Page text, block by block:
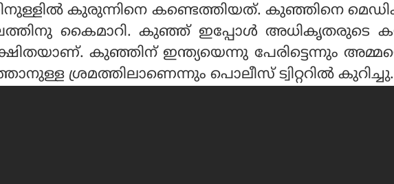
കുരുന്നിനെ കണ്ടെത്തിയത്. കുഞ്ഞിനെ
കൈമാറി. കുഞ്ഞ് ഇപ്പോള്‍ അധികൃതരുടെ
കുഞ്ഞിന് ഇന്ത്യയെന്നു പേരിട്ടെന്നും
ശ്രമത്തിലാണെന്നും പൊലീസ് ട്വിറ്ററില്‍ കുറിച്ചു.